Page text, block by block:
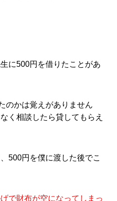
に500円を借りたことがあ
のかは覚えがありません
く相談したら貸してもらえ
500円を僕に渡した後でこ
で財布が空になってしまっ